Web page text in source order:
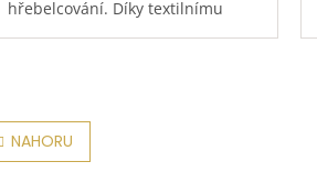
hřebelcování. Díky textilnímu
NAHORU